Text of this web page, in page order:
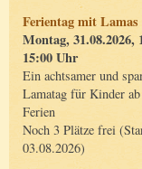
Ferientag mit Lamas
Montag, 31.08.2026,
15:00 Uhr
Ein achtsamer und
Lamatag für Kinder
Ferien
Noch 3 Plätze frei
03.08.2026)